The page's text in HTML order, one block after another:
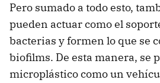
Pero sumado a todo esto,
pueden actuar como el
bacterias y formen lo que se
biofilms. De esta manera, se
microplástico como un